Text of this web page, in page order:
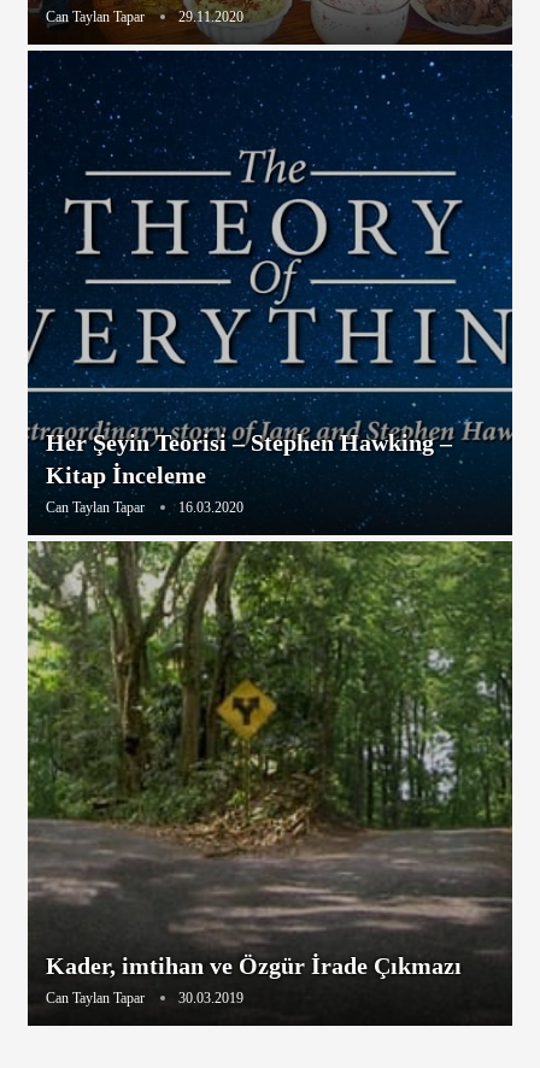
Can Taylan Tapar 29.11.2020
Her Şeyin Teorisi – Stephen Hawking –
Kitap İnceleme
Can Taylan Tapar 16.03.2020
Kader, imtihan ve Özgür İrade Çıkmazı
Can Taylan Tapar 30.03.2019